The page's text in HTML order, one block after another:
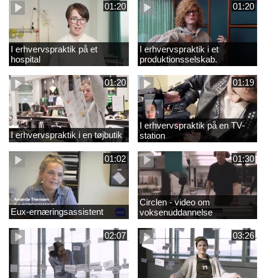
01:20
I erhvervspraktik på et
hospital
01:20
I erhvervspraktik i et
produktionsselskab.
01:20
I erhvervspraktik i en tøjbutik
01:19
I erhvervspraktik på en TV-
station
01:02
Eux-ernæringsassistent
01:30
Circlen - video om
voksenuddannelse
02:07 03:26